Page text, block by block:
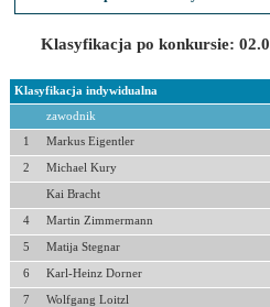
Klasyfikacja po konkursie:
Klasyfikacja indywidualna
zawodnik
1 Markus Eigentler
2 Michael Kury
Kai Bracht
4 Martin Zimmermann
5 Matija Stegnar
6 Karl-Heinz Dorner
7 Wolfgang Loitzl